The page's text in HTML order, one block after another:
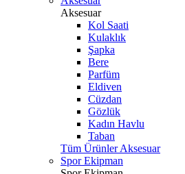
Aksesuar
Kol Saati
Kulaklık
Şapka
Bere
Parfüm
Eldiven
Cüzdan
Gözlük
Kadın Havlu
Taban
Tüm Ürünler Aksesuar
Spor Ekipman